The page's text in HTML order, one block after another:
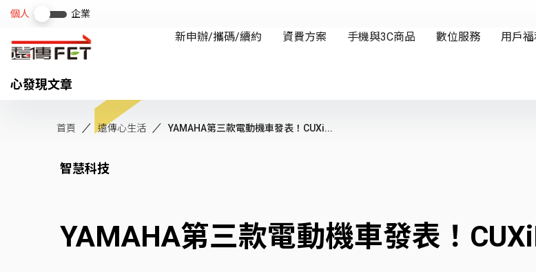
心發現文章
首頁 遠傳心生活 YAMAHA第三款電動機車發表！CUXi...
智慧科技
YAMAHA第三款電動機車發表！